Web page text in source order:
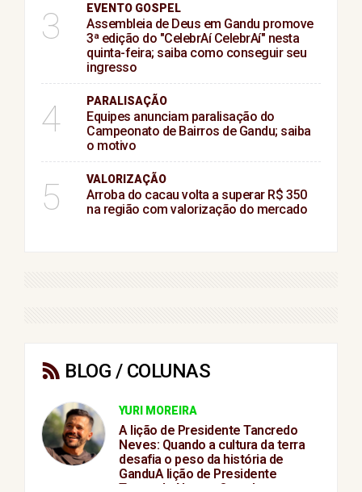
3 EVENTO GOSPEL
Assembleia de Deus em Gandu promove
3ª edição do "CelebrAí CelebrAí" nesta
quinta-feira; saiba como conseguir seu
ingresso
4 PARALISAÇÃO
Equipes anunciam paralisação do
Campeonato de Bairros de Gandu; saiba
o motivo
5 VALORIZAÇÃO
Arroba do cacau volta a superar R$ 350
na região com valorização do mercado
BLOG / COLUNAS
YURI MOREIRA
A lição de Presidente Tancredo
Neves: Quando a cultura da terra
desafia o peso da história de
GanduA lição de Presidente
Tancredo Neves: Quando a